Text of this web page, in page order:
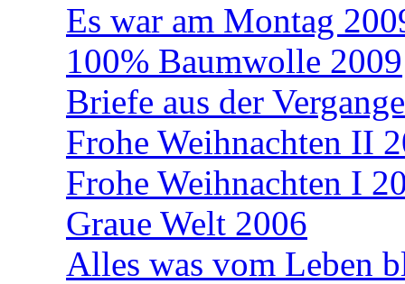
Es war am Montag
100% Baumwolle 2009
Briefe aus der
Frohe Weihnachten II
Frohe Weihnachten I
Graue Welt 2006
Alles was vom Leben